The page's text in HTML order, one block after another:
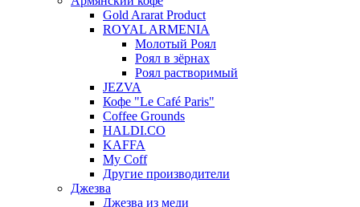
Gold Ararat Product
ROYAL ARMENIA
Молотый Роял
Роял в зёрнах
Роял растворимый
JEZVA
Кофе "Le Café Paris"
Coffee Grounds
HALDI.CO
KAFFA
My Coff
Другие производители
Джезва
Джезва из меди